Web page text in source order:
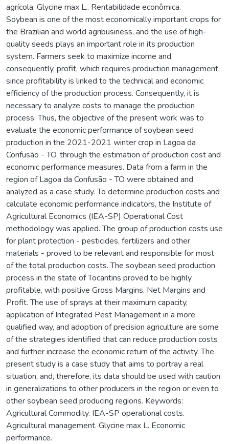
agrícola. Glycine max L.. Rentabilidade econômica.
Soybean is one of the most economically important crops for
the Brazilian and world agribusiness, and the use of high-
quality seeds plays an important role in its production
system. Farmers seek to maximize income and,
consequently, profit, which requires production management,
since profitability is linked to the technical and economic
efficiency of the production process. Consequently, it is
necessary to analyze costs to manage the production
process. Thus, the objective of the present work was to
evaluate the economic performance of soybean seed
production in the 2021-2021 winter crop in Lagoa da
Confusão - TO, through the estimation of production cost and
economic performance measures. Data from a farm in the
region of Lagoa da Confusão - TO were obtained and
analyzed as a case study. To determine production costs and
calculate economic performance indicators, the Institute of
Agricultural Economics (IEA-SP) Operational Cost
methodology was applied. The group of production costs use
for plant protection - pesticides, fertilizers and other
materials - proved to be relevant and responsible for most
of the total production costs. The soybean seed production
process in the state of Tocantins proved to be highly
profitable, with positive Gross Margins, Net Margins and
Profit. The use of sprays at their maximum capacity,
application of Integrated Pest Management in a more
qualified way, and adoption of precision agriculture are some
of the strategies identified that can reduce production costs
and further increase the economic return of the activity. The
present study is a case study that aims to portray a real
situation, and, therefore, its data should be used with caution
in generalizations to other producers in the region or even to
other soybean seed producing regions. Keywords:
Agricultural Commodity. IEA-SP operational costs.
Agricultural management. Glycine max L. Economic
performance.